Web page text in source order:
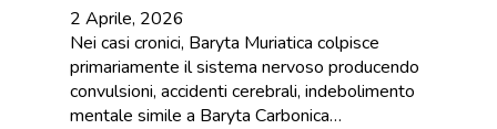
2 Aprile, 2026
Nei casi cronici, Baryta Muriatica colpisce
primariamente il sistema nervoso producendo
convulsioni, accidenti cerebrali, indebolimento
mentale simile a Baryta Carbonica…